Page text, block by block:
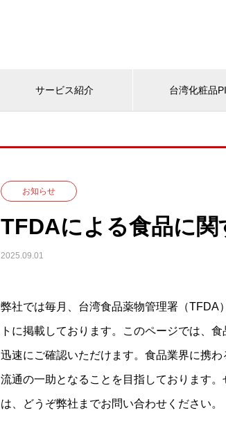
サービス紹介 台湾化粧品
お知らせ
TFDAによる食品に
2025.09.01
弊社では毎月、台湾食品薬物管理署（TFDA
トに掲載しております。このページでは、
迅速にご確認いただけます。食品業界に携
流通の一助となることを目指しております
は、どうぞ弊社までお問い合わせください。